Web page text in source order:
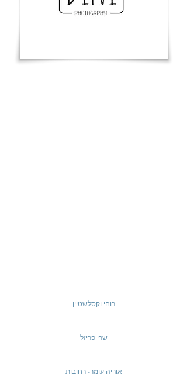
רוחי וקסלשטיין
שרי פריזל
אוריה עומר- רחובות